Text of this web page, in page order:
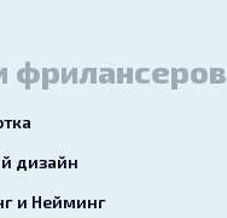
фрилансеров
дизайн
и Нейминг